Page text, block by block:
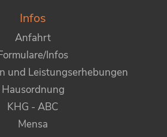
Infos
Anfahrt
Infos
und Leistungserhebungen
Hausordnung
KHG - ABC
Mensa